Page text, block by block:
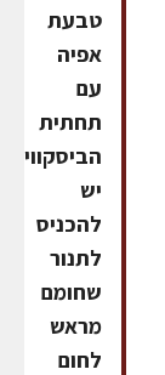
טבעת
אפיה
עם
תחתית
יש
להכניס
לתנור
שחומם
מראש
לחום